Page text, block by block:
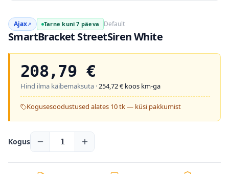
Ajax↗ Tarne kuni 7 päeva Default
SmartBracket StreetSiren White
208,79 €
Hind ilma käibemaksuta ·254,72€ koos km-ga
Kogusesoodustused alates 10 tk — küsi pakkumist
Kogus 1